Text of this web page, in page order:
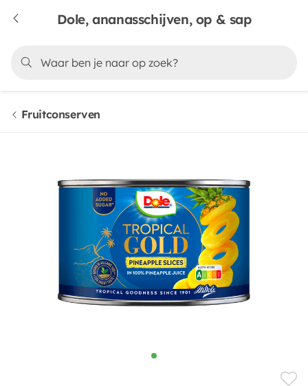
Dole, ananasschijven, op & sap
Fruitconserven